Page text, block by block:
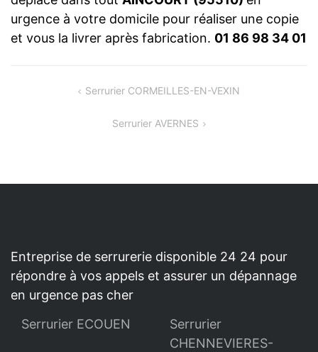
urgence à votre domicile pour réaliser une copie
et vous la livrer après fabrication. 01 86 98 34 01
NAVIGATIONSerrurier CORMEILLES-EN-VEXIN
Serrurier AVERNES
Entreprise de serrurerie disponible 24 24 pour
répondre à vos appels et assurer un dépannage
en urgence pas cher
Serrurier ECOUEN
Serrurier
CHENNEVIERES-